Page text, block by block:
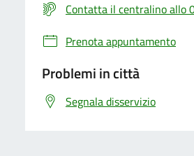
Contatta il centralino allo
Prenota appuntamento
Problemi in città
Segnala disservizio